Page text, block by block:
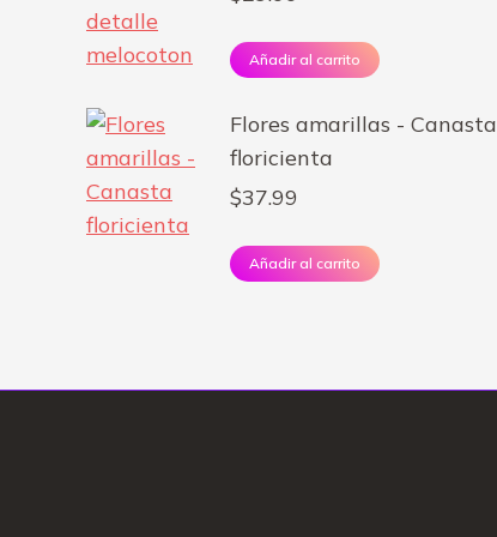
Añadir al carrito
Flores amarillas - Canasta
floricienta
$37.99
Añadir al carrito